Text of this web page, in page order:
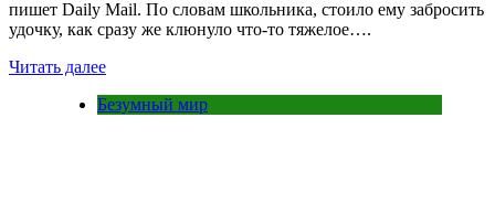
пишет Daily Mail. По словам школьника, стоило ему забросить
удочку, как сразу же клюнуло что-то тяжелое….
Читать далее
Безумный мир